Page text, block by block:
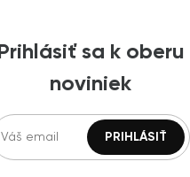
Prihlásiť sa k oberu
noviniek